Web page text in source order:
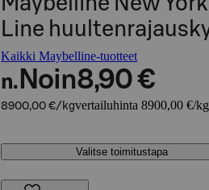
Line
Kaikki Maybelline-tuotteet
n. Noin8,90 €
8900,00 €/kgvertailuhinta 8900,00 €/kg
Valitse toimitustapa